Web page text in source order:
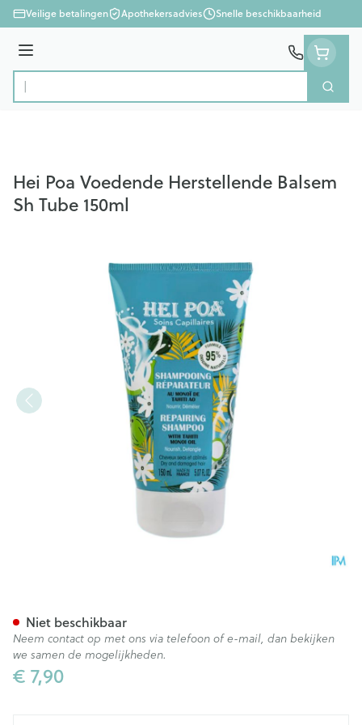
Ga naar de inhoud
Veilige betalingen Apothekersadvies Snelle beschikbaarheid
Menu
Product, merk, categorie... Zoek
Hei Poa Voedende Herstellende Balsem
Sh Tube 150ml
€ 7,90
Niet beschikbaar
Neem contact op met ons via telefoon of e-mail, dan bekijken
we samen de mogelijkheden.